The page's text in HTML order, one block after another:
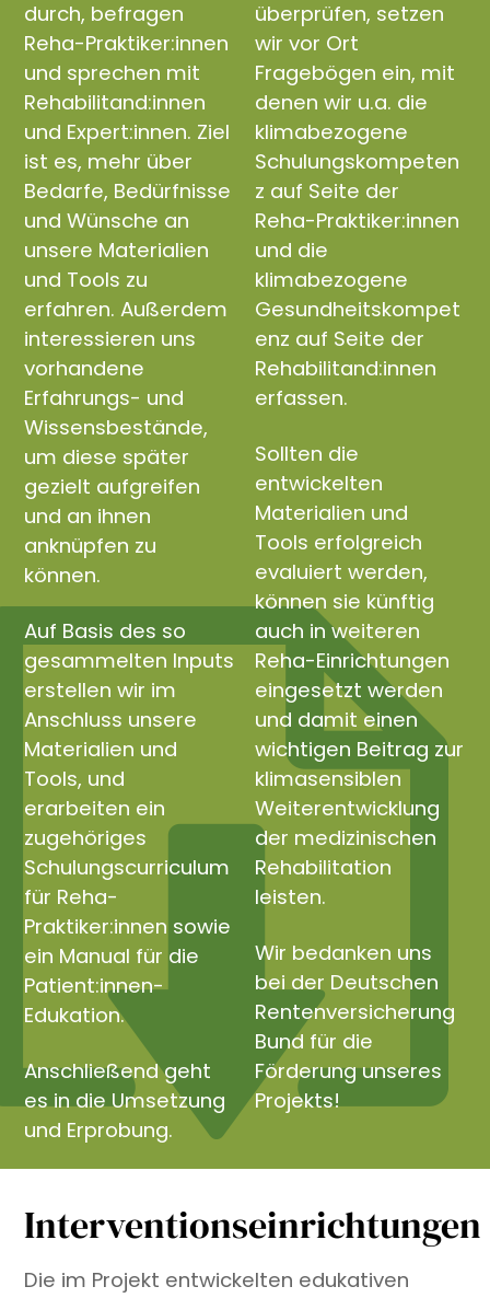
durch, befragen
Reha-Praktiker:innen
und sprechen mit
Rehabilitand:innen
und Expert:innen. Ziel
ist es, mehr über
Bedarfe, Bedürfnisse
und Wünsche an
unsere Materialien
und Tools zu
erfahren. Außerdem
interessieren uns
vorhandene
Erfahrungs- und
Wissensbestände,
um diese später
gezielt aufgreifen
und an ihnen
anknüpfen zu
können.
Auf Basis des so
gesammelten Inputs
erstellen wir im
Anschluss unsere
Materialien und
Tools, und
erarbeiten ein
zugehöriges
Schulungscurriculum
für Reha-
Praktiker:innen sowie
ein Manual für die
Patient:innen-
Edukation.
Anschließend geht
es in die Umsetzung
und Erprobung.
überprüfen, setzen
wir vor Ort
Fragebögen ein, mit
denen wir u.a. die
klimabezogene
Schulungskompeten
z auf Seite der
Reha-Praktiker:innen
und die
klimabezogene
Gesundheitskompet
enz auf Seite der
Rehabilitand:innen
erfassen.
Sollten die
entwickelten
Materialien und
Tools erfolgreich
evaluiert werden,
können sie künftig
auch in weiteren
Reha-Einrichtungen
eingesetzt werden
und damit einen
wichtigen Beitrag zur
klimasensiblen
Weiterentwicklung
der medizinischen
Rehabilitation
leisten.
Wir bedanken uns
bei der Deutschen
Rentenversicherung
Bund für die
Förderung unseres
Projekts!
Interventionseinrichtungen
Die im Projekt entwickelten edukativen